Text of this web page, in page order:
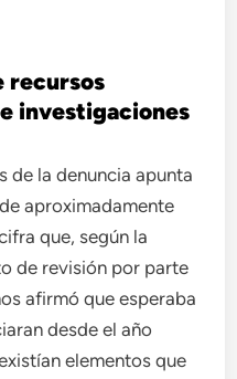
recursos
investigaciones
de la denuncia apunta
aproximadamente
que, según la
de revisión por parte
afirmó que esperaba
desde el año
elementos que